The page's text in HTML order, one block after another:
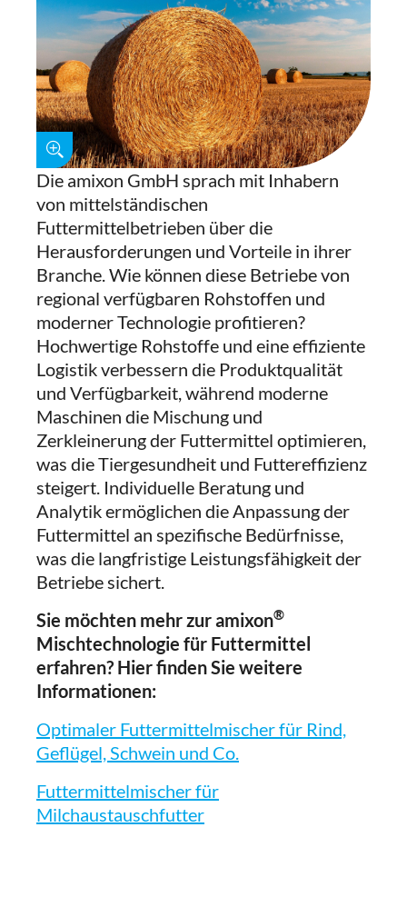
Die amixon GmbH sprach mit Inhabern
von mittelständischen
Futtermittelbetrieben über die
Herausforderungen und Vorteile in ihrer
Branche. Wie können diese Betriebe von
regional verfügbaren Rohstoffen und
moderner Technologie profitieren?
Hochwertige Rohstoffe und eine effiziente
Logistik verbessern die Produktqualität
und Verfügbarkeit, während moderne
Maschinen die Mischung und
Zerkleinerung der Futtermittel optimieren,
was die Tiergesundheit und Futtereffizienz
steigert. Individuelle Beratung und
Analytik ermöglichen die Anpassung der
Futtermittel an spezifische Bedürfnisse,
was die langfristige Leistungsfähigkeit der
Betriebe sichert.
Sie möchten mehr zur amixon®
Mischtechnologie für Futtermittel
erfahren? Hier finden Sie weitere
Informationen:
Optimaler Futtermittelmischer für Rind,
Geflügel, Schwein und Co.
Futtermittelmischer für
Milchaustauschfutter